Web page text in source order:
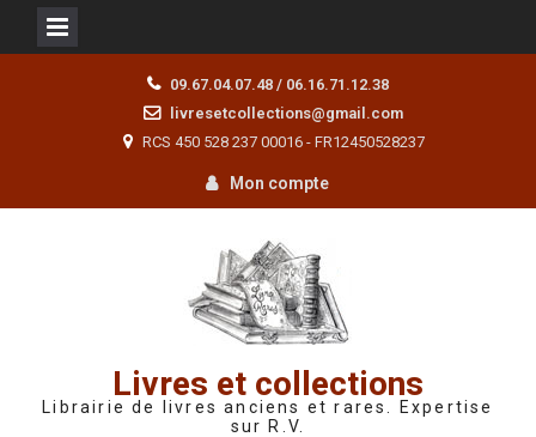
09.67.04.07.48 / 06.16.71.12.38
livresetcollections@gmail.com
RCS 450 528 237 00016 - FR12450528237
Mon compte
Livres et collections
Librairie de livres anciens et rares. Expertise
sur R.V.